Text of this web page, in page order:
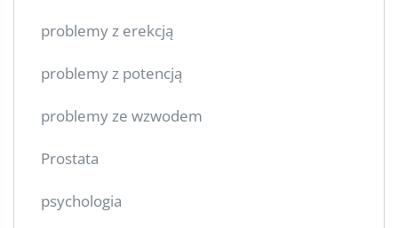
problemy z erekcją
problemy z potencją
problemy ze wzwodem
Prostata
psychologia